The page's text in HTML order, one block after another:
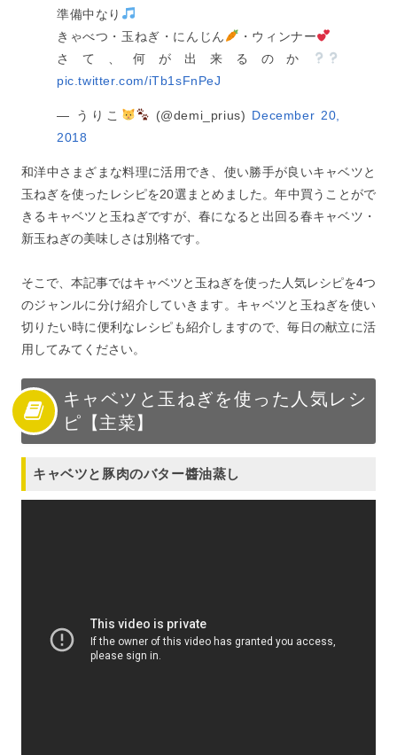
準備中なり
きゃべつ・玉ねぎ・にんじん
・ウィンナー
さて、何が出来るのか
pic.twitter.com/iTb1sFnPeJ
— うりこ (@demi_prius) December 20,
2018
和洋中さまざまな料理に活用でき、使い勝手が良いキャベツと
玉ねぎを使ったレシピを20選まとめました。年中買うことがで
きるキャベツと玉ねぎですが、春になると出回る春キャベツ・
新玉ねぎの美味しさは別格です。
そこで、本記事ではキャベツと玉ねぎを使った人気レシピを4つ
のジャンルに分け紹介していきます。キャベツと玉ねぎを使い
切りたい時に便利なレシピも紹介しますので、毎日の献立に活
用してみてください。
キャベツと玉ねぎを使った人気レシ
ピ【主菜】
キャベツと豚肉のバター醬油蒸し